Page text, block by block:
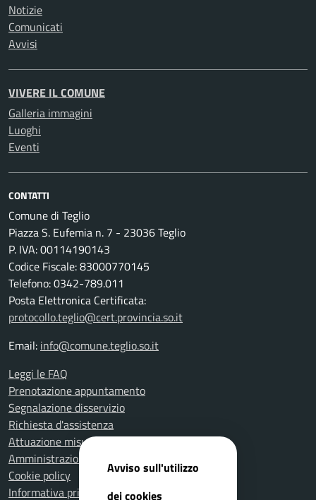
Notizie
Comunicati
Avvisi
VIVERE IL COMUNE
Galleria immagini
Luoghi
Eventi
CONTATTI
Comune di Teglio
Piazza S. Eufemia n. 7 - 23036 Teglio
P. IVA: 00114190143
Codice Fiscale: 83000770145
Telefono: 0342-789.011
Posta Elettronica Certificata:
protocollo.teglio@cert.provincia.so.it
Email: info@comune.teglio.so.it
Leggi le FAQ
Prenotazione appuntamento
Segnalazione disservizio
Richiesta d'assistenza
Attuazione misure PNRR
Amministrazione trasparente
Cookie policy
Informativa privacy
Avviso sull'utilizzo
dei cookies